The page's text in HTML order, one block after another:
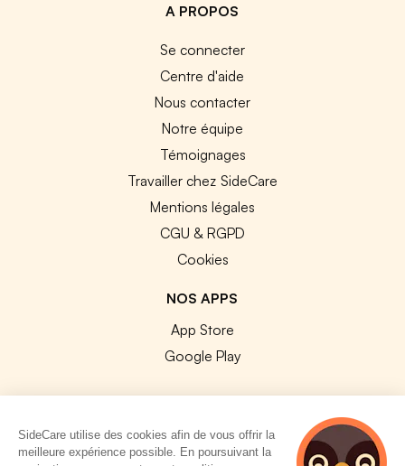
A PROPOS
Se connecter
Centre d'aide
Nous contacter
Notre équipe
Témoignages
Travailler chez SideCare
Mentions légales
CGU & RGPD
Cookies
NOS APPS
App Store
Google Play
SideCare utilise des cookies afin de vous offrir la
meilleure expérience possible. En poursuivant la